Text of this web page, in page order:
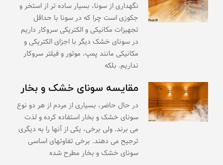
نگهداری از سونا، بسیار ساده تر از استخر و
جکوزی است چرا که در سونا با حداقل
تجهیزات مکانیکی و الکتریکی سروکار داریم
در سونای خشک دیگر با اجزای الکتریکی و
مکانیکی مانند پمپ، موتور و فیلتر سروکار
نداریم. بلکه
مقایسه سونای خشک و بخار
در حال حاضر، بسیاری از مردم از هر دو نوع
سونای خشک و بخار استفاده کرده و لذت
می برند. ولی برخی، یکی از آنها را به دیگری
ترجیح می دهند. برخی تفاوتهای اساسی
سونای خشک و بخار مطرح شده